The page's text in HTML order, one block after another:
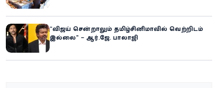
“விஜய் சென்றாலும் தமிழ்சினிமாவில் வெற்றிடம்
இல்லை” – ஆர்.ஜே. பாலாஜி